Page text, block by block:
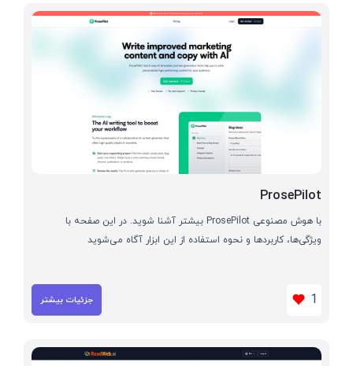
ProsePilot
با هوش مصنوعی ProsePilot بیشتر آشنا شوید. در این صفحه با
ویژگی‌ها، کاربردها و نحوه استفاده از این ابزار آگاه می‌شوید
1 جزئیات بیشتر